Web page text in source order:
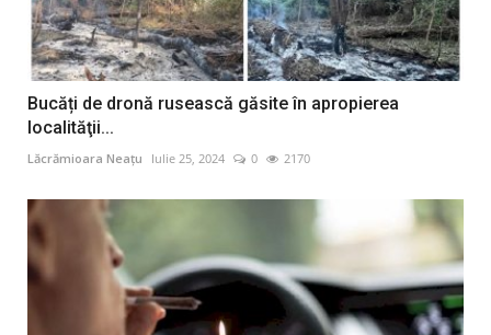
Bucăți de dronă rusească găsite în apropierea
localităţii...
Lăcrămioara Neațu Iulie 25, 2024 0 2170